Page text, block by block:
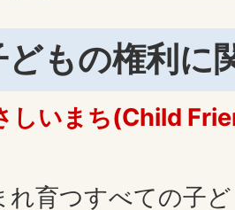
どもの権利に
しいまち(Child
れ育つすべての子